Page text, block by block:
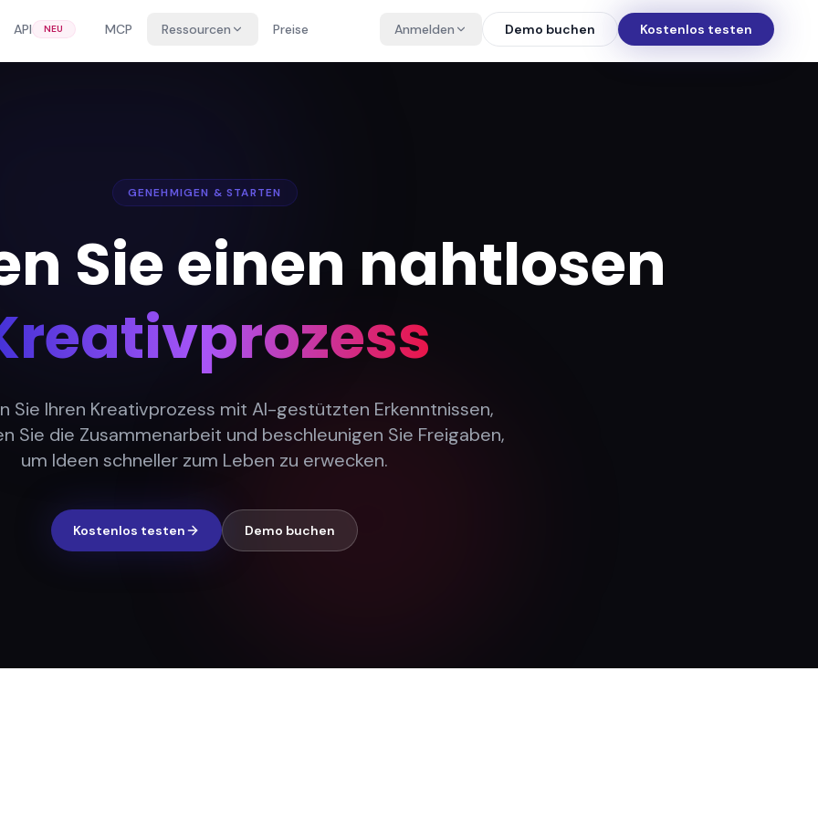
API NEU MCP Ressourcen Preise Anmelden Demo buchen Kostenlos testen
GENEHMIGEN & STARTEN
Sie einen nahtlosen
Sie Ihren Kreativprozess mit AI-gestützten Erkenntnissen,
Sie die Zusammenarbeit und beschleunigen Sie Freigaben,
um Ideen schneller zum Leben zu erwecken.
Kostenlos testen Demo buchen